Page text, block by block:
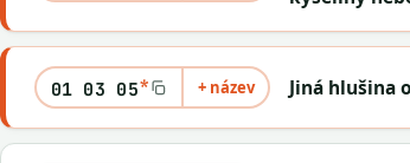
01 03 05* + název Jiná hlušina